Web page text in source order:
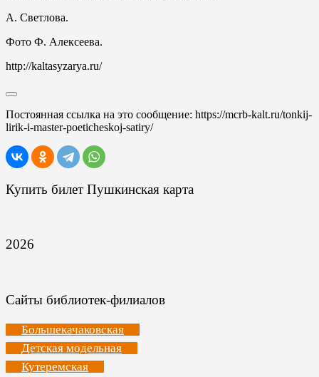
А. Светлова.
Фото Ф. Алексеева.
http://kaltasyzarya.ru/
Постоянная ссылка на это сообщение: https://mcrb-kalt.ru/tonkij-
lirik-i-master-poeticheskoj-satiry/
Купить билет Пушкинская карта
2026
Сайты библиотек-филиалов
Большекачаковская
Детская модельная
Кутеремская